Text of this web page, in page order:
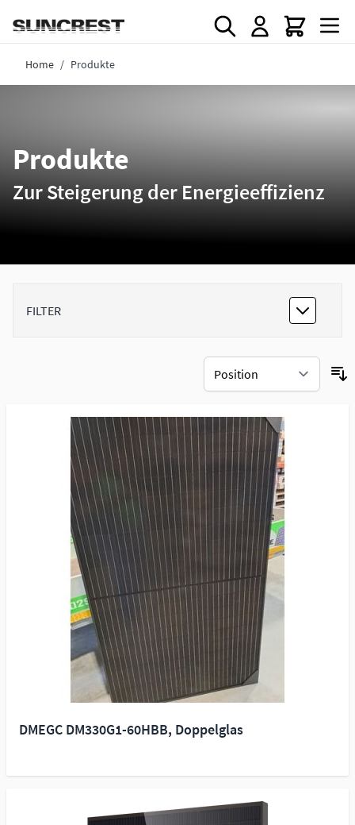
Home / Produkte
Produkte
Zur Steigerung der Energieeffizienz
FILTER
DMEGC DM330G1-60HBB, Doppelglas